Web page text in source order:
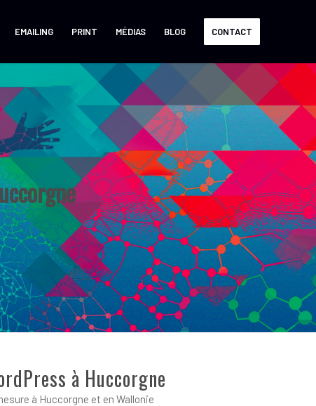
EMAILING PRINT MÉDIAS BLOG CONTACT
à Huccorgne
à Huccorgne et en Wallonie